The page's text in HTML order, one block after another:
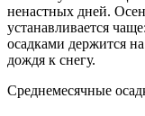
ненастных дней.
устанавливается
осадками держится
дождя к снегу.
Среднемесячные